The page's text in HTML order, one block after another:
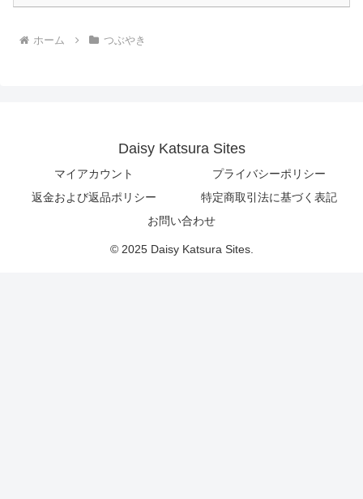
ホーム つぶやき
Daisy Katsura Sites
マイアカウント
プライバシーポリシー
返金および返品ポリシー
特定商取引法に基づく表記
お問い合わせ
© 2025 Daisy Katsura Sites.